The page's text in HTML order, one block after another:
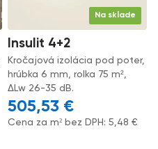
Na sklade
Insulit 4+2
Kročajová izolácia pod poter,
hrúbka 6 mm, rolka 75 m²,
ΔLw 26-35 dB.
505,53 €
Cena za m² bez DPH:5,48€